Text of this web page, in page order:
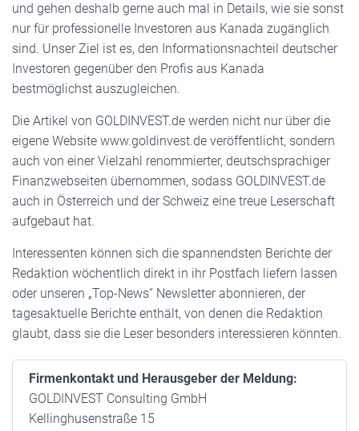
und gehen deshalb gerne auch mal in Details, wie sie sonst
nur für professionelle Investoren aus Kanada zugänglich
sind. Unser Ziel ist es, den Informationsnachteil deutscher
Investoren gegenüber den Profis aus Kanada
bestmöglichst auszugleichen.
Die Artikel von GOLDINVEST.de werden nicht nur über die
eigene Website www.goldinvest.de veröffentlicht, sondern
auch von einer Vielzahl renommierter, deutschsprachiger
Finanzwebseiten übernommen, sodass GOLDINVEST.de
auch in Österreich und der Schweiz eine treue Leserschaft
aufgebaut hat.
Interessenten können sich die spannendsten Berichte der
Redaktion wöchentlich direkt in ihr Postfach liefern lassen
oder unseren „Top-News“ Newsletter abonnieren, der
tagesaktuelle Berichte enthält, von denen die Redaktion
glaubt, dass sie die Leser besonders interessieren könnten.
Firmenkontakt und Herausgeber der Meldung:
GOLDINVEST Consulting GmbH
Kellinghusenstraße 15